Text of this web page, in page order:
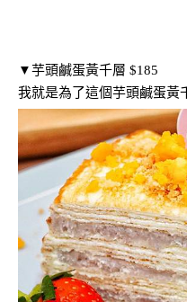
▼芋頭鹹蛋黃千層 $185
我就是為了這個芋頭鹹蛋黃